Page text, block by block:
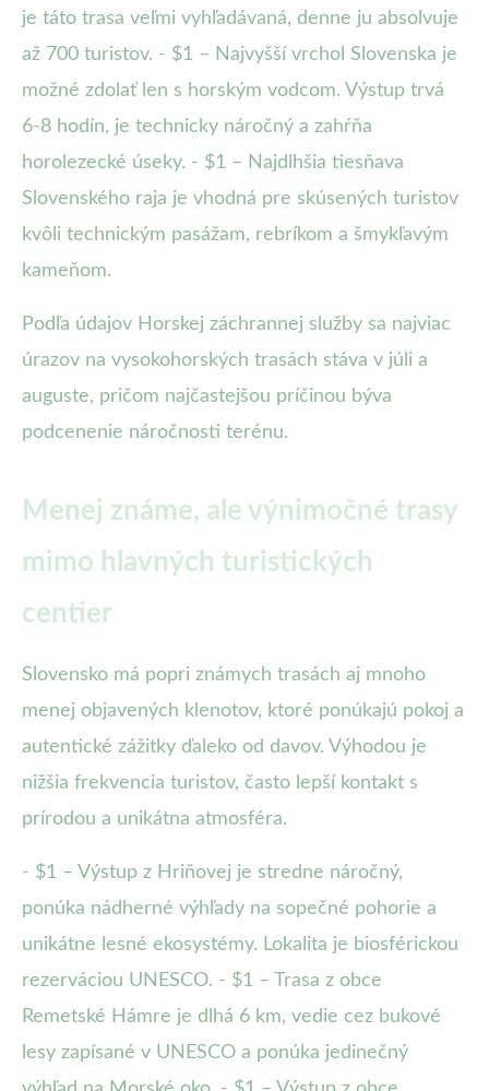
je táto trasa veľmi vyhľadávaná, denne ju absolvuje
až 700 turistov. - $1 – Najvyšší vrchol Slovenska je
možné zdolať len s horským vodcom. Výstup trvá
6-8 hodín, je technicky náročný a zahŕňa
horolezecké úseky. - $1 – Najdlhšia tiesňava
Slovenského raja je vhodná pre skúsených turistov
kvôli technickým pasážam, rebríkom a šmykľavým
kameňom.
Podľa údajov Horskej záchrannej služby sa najviac
úrazov na vysokohorských trasách stáva v júli a
auguste, pričom najčastejšou príčinou býva
podcenenie náročnosti terénu.
Menej známe, ale výnimočné trasy
mimo hlavných turistických
centier
Slovensko má popri známych trasách aj mnoho
menej objavených klenotov, ktoré ponúkajú pokoj a
autentické zážitky ďaleko od davov. Výhodou je
nižšia frekvencia turistov, často lepší kontakt s
prírodou a unikátna atmosféra.
- $1 – Výstup z Hriňovej je stredne náročný,
ponúka nádherné výhľady na sopečné pohorie a
unikátne lesné ekosystémy. Lokalita je biosférickou
rezerváciou UNESCO. - $1 – Trasa z obce
Remetské Hámre je dlhá 6 km, vedie cez bukové
lesy zapísané v UNESCO a ponúka jedinečný